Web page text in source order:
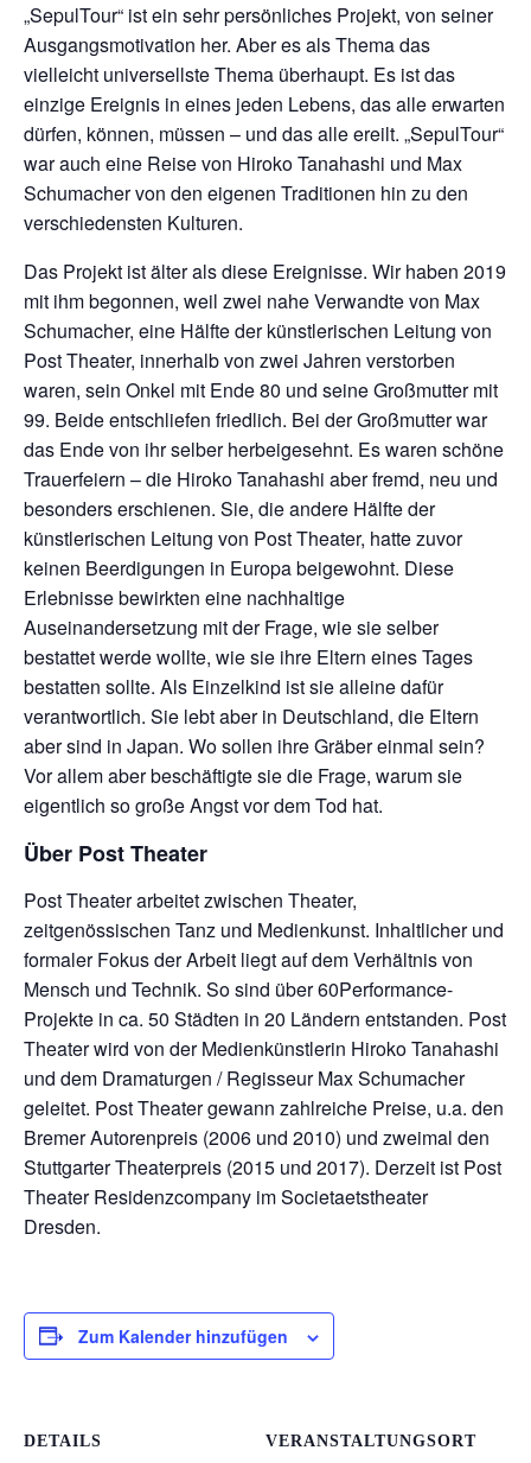
„SepulTour“ ist ein sehr persönliches Projekt, von seiner
Ausgangsmotivation her. Aber es als Thema das
vielleicht universellste Thema überhaupt. Es ist das
einzige Ereignis in eines jeden Lebens, das alle erwarten
dürfen, können, müssen – und das alle ereilt. „SepulTour“
war auch eine Reise von Hiroko Tanahashi und Max
Schumacher von den eigenen Traditionen hin zu den
verschiedensten Kulturen.
Das Projekt ist älter als diese Ereignisse. Wir haben 2019
mit ihm begonnen, weil zwei nahe Verwandte von Max
Schumacher, eine Hälfte der künstlerischen Leitung von
Post Theater, innerhalb von zwei Jahren verstorben
waren, sein Onkel mit Ende 80 und seine Großmutter mit
99. Beide entschliefen friedlich. Bei der Großmutter war
das Ende von ihr selber herbeigesehnt. Es waren schöne
Trauerfeiern – die Hiroko Tanahashi aber fremd, neu und
besonders erschienen. Sie, die andere Hälfte der
künstlerischen Leitung von Post Theater, hatte zuvor
keinen Beerdigungen in Europa beigewohnt. Diese
Erlebnisse bewirkten eine nachhaltige
Auseinandersetzung mit der Frage, wie sie selber
bestattet werde wollte, wie sie ihre Eltern eines Tages
bestatten sollte. Als Einzelkind ist sie alleine dafür
verantwortlich. Sie lebt aber in Deutschland, die Eltern
aber sind in Japan. Wo sollen ihre Gräber einmal sein?
Vor allem aber beschäftigte sie die Frage, warum sie
eigentlich so große Angst vor dem Tod hat.
Über Post Theater
Post Theater arbeitet zwischen Theater,
zeitgenössischen Tanz und Medienkunst. Inhaltlicher und
formaler Fokus der Arbeit liegt auf dem Verhältnis von
Mensch und Technik. So sind über 60Performance-
Projekte in ca. 50 Städten in 20 Ländern entstanden. Post
Theater wird von der Medienkünstlerin Hiroko Tanahashi
und dem Dramaturgen / Regisseur Max Schumacher
geleitet. Post Theater gewann zahlreiche Preise, u.a. den
Bremer Autorenpreis (2006 und 2010) und zweimal den
Stuttgarter Theaterpreis (2015 und 2017). Derzeit ist Post
Theater Residenzcompany im Societaetstheater
Dresden.
Zum Kalender hinzufügen
DETAILS VERANSTALTUNGSORT